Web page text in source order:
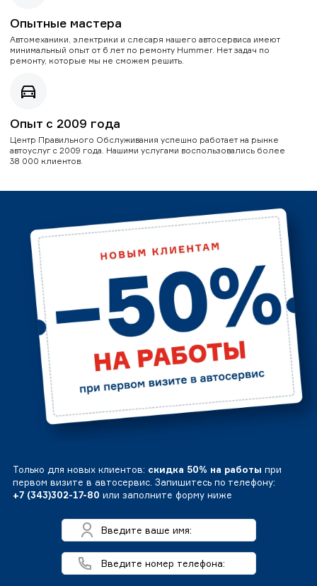
Опытные мастера
Автомеханики, электрики и слесаря нашего автосервиса имеют
минимальный опыт от 6 лет по ремонту Hummer. Нет задач по
ремонту, которые мы не сможем решить.
Опыт с 2009 года
Центр Правильного Обслуживания успешно работает на рынке
автоуслуг с 2009 года. Нашими услугами воспользовались более
38 000 клиентов.
Только для новых клиентов: скидка 50% на работы при
первом визите в автосервис. Запишитесь по телефону:
+7 (343)302-17-80 или заполните форму ниже